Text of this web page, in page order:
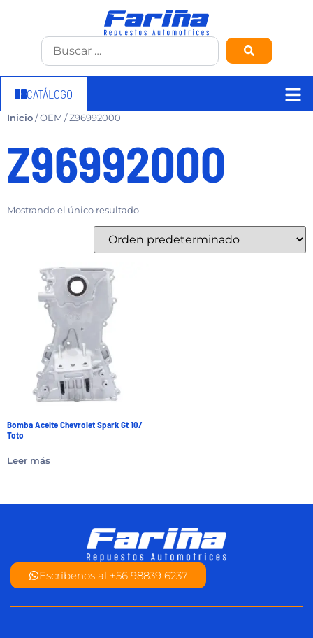
CATÁLOGO
Inicio/ OEM / Z96992000
Z96992000
Mostrando el único resultado
Bomba Aceite Chevrolet Spark Gt 10/
Toto
Leer más
Escríbenos al +56 98839 6237